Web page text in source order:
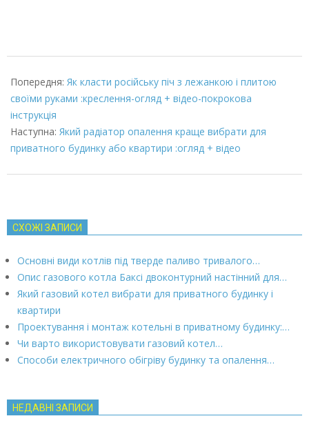
03-
08
Попередня: Як класти російську піч з лежанкою і плитою
своїми руками :креслення-огляд + відео-покрокова
інструкція
Наступна: Який радіатор опалення краще вибрати для
приватного будинку або квартири :огляд + відео
СХОЖІ ЗАПИСИ
Основні види котлів під тверде паливо тривалого…
Опис газового котла Баксі двоконтурний настінний для…
Який газовий котел вибрати для приватного будинку і
квартири
Проектування і монтаж котельні в приватному будинку:…
Чи варто використовувати газовий котел…
Способи електричного обігріву будинку та опалення…
НЕДАВНІ ЗАПИСИ